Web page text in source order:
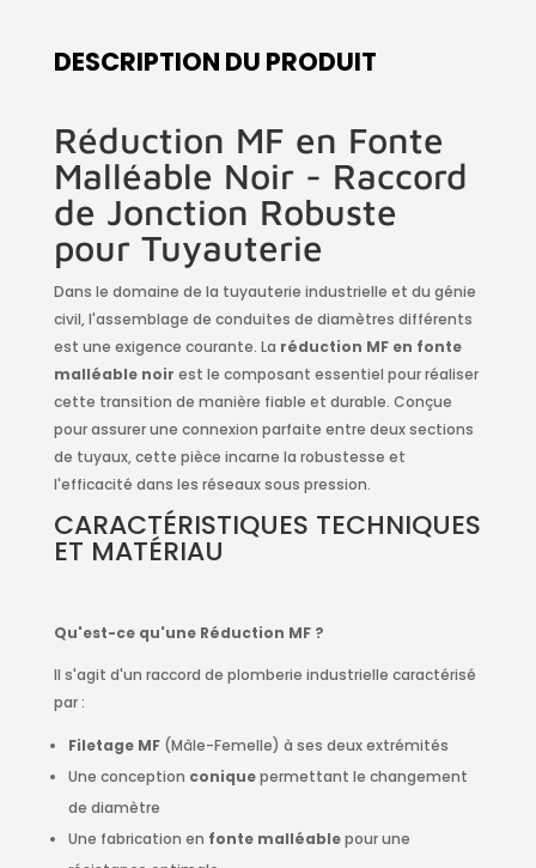
DESCRIPTION DU PRODUIT
Réduction MF en Fonte
Malléable Noir - Raccord
de Jonction Robuste
pour Tuyauterie
Dans le domaine de la tuyauterie industrielle et du génie
civil, l'assemblage de conduites de diamètres différents
est une exigence courante. La réduction MF en fonte
malléable noir est le composant essentiel pour réaliser
cette transition de manière fiable et durable. Conçue
pour assurer une connexion parfaite entre deux sections
de tuyaux, cette pièce incarne la robustesse et
l'efficacité dans les réseaux sous pression.
CARACTÉRISTIQUES TECHNIQUES
ET MATÉRIAU
Qu'est-ce qu'une Réduction MF ?
Il s'agit d'un raccord de plomberie industrielle caractérisé
par :
Filetage MF(Mâle-Femelle) à ses deux extrémités
Une conception coniquepermettant le changement
de diamètre
Une fabrication en fonte malléablepour une